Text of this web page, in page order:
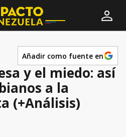
Añadir como fuente en
y el miedo: así
a la
(+Análisis)